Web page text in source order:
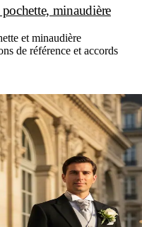
minaudière
et minaudière
de référence et accords